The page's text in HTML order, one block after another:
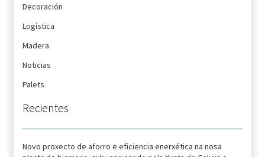
Decoración
Logística
Madera
Noticias
Palets
Recientes
Novo proxecto de aforro e eficiencia enerxética na nosa